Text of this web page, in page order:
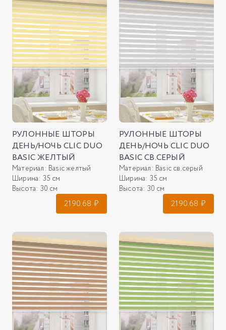
РУЛОННЫЕ ШТОРЫ
ДЕНЬ/НОЧЬ CLIC DUO
BASIC ЖЕЛТЫЙ
Материал: Basic желтый
Ширина: 35 см
Высота: 30 см
2190.68 ₽
РУЛОННЫЕ ШТОРЫ
ДЕНЬ/НОЧЬ CLIC DUO
BASIC СВ.СЕРЫЙ
Материал: Basic св.серый
Ширина: 35 см
Высота: 30 см
2190.68 ₽